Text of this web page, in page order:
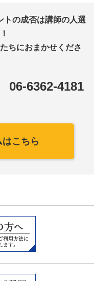
トの成否は講師の人選
ちにおまかせくださ
06-6362-4181
こちら